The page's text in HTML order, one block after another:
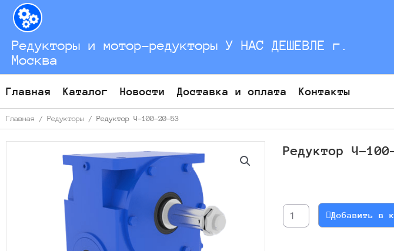
Перейти
содержимому
Редукторы и мотор-редукторы У НАС ДЕШЕВЛЕ г.
Москва
Главная Каталог Новости Доставка и оплата Контакты
Главная / Редукторы / Редуктор Ч-100-20-53
Редуктор Ч-
Редуктор
Ч-100-
Добавить в